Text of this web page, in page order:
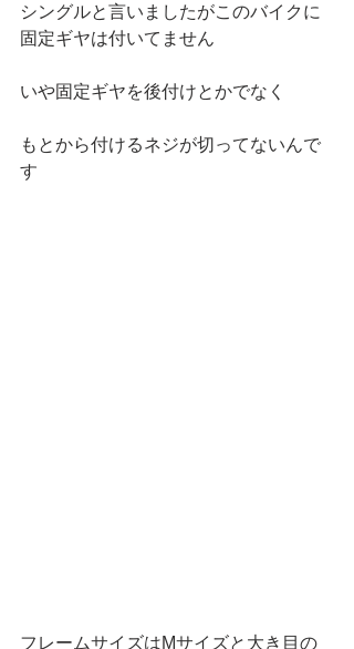
シングルと言いましたがこのバイクに
固定ギヤは付いてません
いや固定ギヤを後付けとかでなく
もとから付けるネジが切ってないんで
す
フレームサイズはMサイズと大き目の